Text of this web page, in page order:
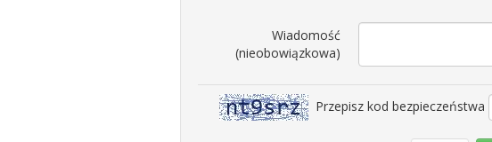
Wiadomość
(nieobowiązkowa)
Przepisz kod bezpieczeństwa